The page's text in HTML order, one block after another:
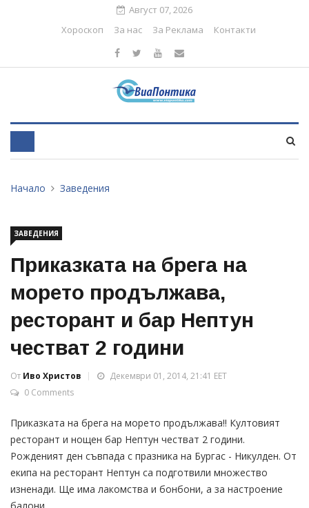
Август 07, 2026
Хороскоп
За нас За Реклама Контакти
Начало Заведения
ЗАВЕДЕНИЯ
Приказката на брега на
морето продължава,
ресторант и бар Нептун
честват 2 години
От Иво Христов
Декември 01, 2014, 21:41 EET
0 Comments
Приказката на брега на морето продължава!! Култовият
ресторант и нощен бар Нептун честват 2 години.
Рожденият ден съвпада с празника на Бургас - Никулден. От
екипа на ресторант Нептун са подготвили множество
изненади. Ще има лакомства и бонбони, а за настроение